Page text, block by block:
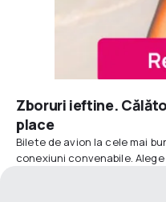
Zboruri ieftine.
place
Bilete de avion la cele mai
conexiuni convenabile.